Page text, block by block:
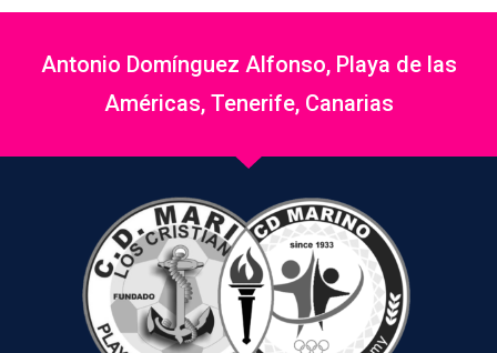
Antonio Domínguez Alfonso, Playa de las
Américas, Tenerife, Canarias